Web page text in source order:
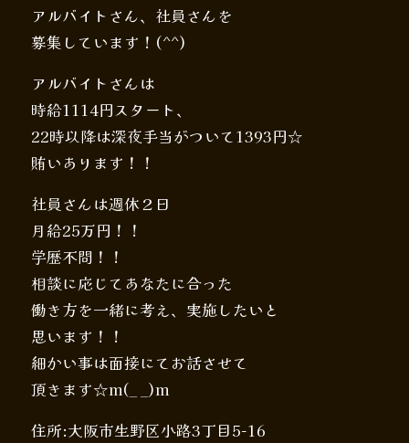
アルバイトさん、社員さんを
募集しています！(^^)
アルバイトさんは
時給1114円スタート、
22時以降は深夜手当がついて1393円☆
賄いあります！！
社員さんは週休２日
月給25万円！！
学歴不問！！
相談に応じてあなたに合った
働き方を一緒に考え、実施したいと
思います！！
細かい事は面接にてお話させて
頂きます☆m(_ _)m
住所:大阪市生野区小路3丁目5-16